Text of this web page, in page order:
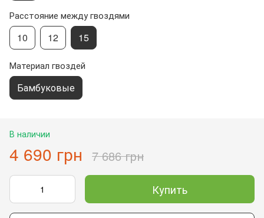
Расстояние между гвоздями
10 12 15
Материал гвоздей
Бамбуковые
В наличии
4 690 грн 7 686 грн
Купить